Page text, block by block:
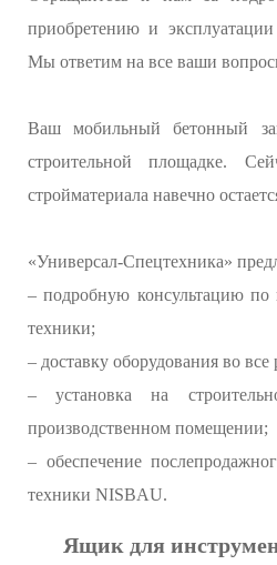
приобретению и
Мы ответим на все ваши
Ваш мобильный бетонный
строительной площадке.
стройматериала навечно
«Универсал-Спецтехника»
– подробную консультацию по
техники;
– доставку оборудования во
– установка на
производственном помещении;
– обеспечение
техники NISBAU.
Ящик для